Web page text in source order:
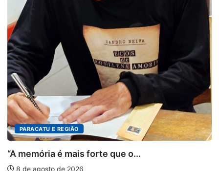
4º Fliparacatu tem inscrições abertas
8 de agosto de 2026